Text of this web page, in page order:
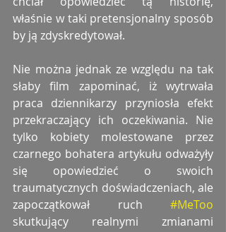
właśnie w taki pretensjonalny sposób
by ją zdyskredytował.
Nie można jednak ze względu na tak
słaby film zapominać, iż wytrwała
praca dziennikarzy przyniosła efekt
przekraczający ich oczekiwania. Nie
tylko kobiety molestowane przez
czarnego bohatera artykułu odważyły
się opowiedzieć o swoich
traumatycznych doświadczeniach, ale
zapoczątkował ruch #MeToo
skutkujący realnymi zmianami